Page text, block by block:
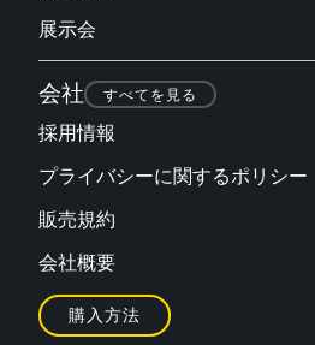
展示会
会社 すべてを見る
採用情報
プライバシーに関するポリシー
販売規約
会社概要
購入方法